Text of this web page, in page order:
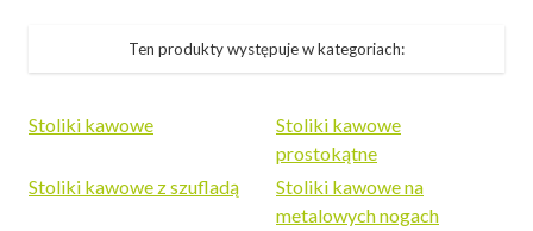
Ten produkty występuje w kategoriach:
Stoliki kawowe
Stoliki kawowe
prostokątne
Stoliki kawowe z szufladą
Stoliki kawowe na
metalowych nogach